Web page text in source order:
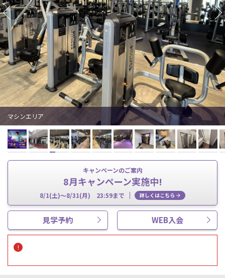
マシンエリア
キャンペーンのご案内
8月キャンペーン実施中!
8/1(土)～8/31(月) 23:59まで 詳しくはこちら
見学予約 WEB入会